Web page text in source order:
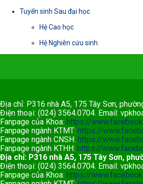
Tuyển sinh Sau đại học
Hệ Cao học
Hệ Nghiên cứu sinh
Địa chỉ: P316 nhà A5, 175 Tây Sơn,
Điện thoại: (024) 3564.0704. Email:
Fanpage của Khoa: https://
Fanpage ngành KTMT: https://
Fanpage ngành CNSH: https://
Fanpage ngành KTHH: https://
Địa chỉ: P316 nhà A5, 175 Tây Sơn,
Điện thoại: (024) 3564.0704. Email:
Fanpage của Khoa: https://